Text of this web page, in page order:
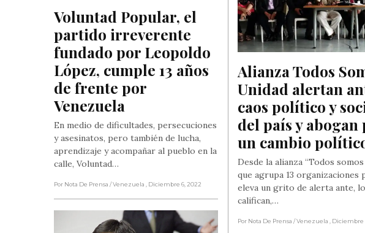
Voluntad Popular, el
partido irreverente
fundado por Leopoldo
López, cumple 13 años
de frente por
Venezuela
En medio de dificultades, persecuciones
y asesinatos, pero también de lucha,
aprendizaje y acompañar al pueblo en la
calle, Voluntad…
Por Nota De Prensa / Venezuela , Diciembre 6, 2022
Alianza Todos
Unidad alertan
caos político y
del país y abogan
un cambio
Desde la alianza “Todos somos
que agrupa 13 organizaciones
eleva un grito de alerta ante,
califican,…
Por Nota De Prensa / Venezuela , Diciembre